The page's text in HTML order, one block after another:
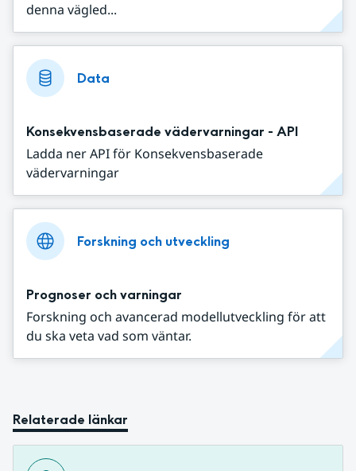
denna vägled...
Data
Konsekvensbaserade vädervarningar - API
Ladda ner API för Konsekvensbaserade
vädervarningar
Forskning och utveckling
Prognoser och varningar
Forskning och avancerad modellutveckling för att
du ska veta vad som väntar.
Relaterade länkar